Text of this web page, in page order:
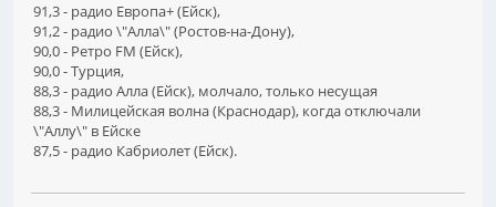
91,3 - радио Европа+ (Ейск),
91,2 - радио \"Алла\" (Ростов-на-Дону),
90,0 - Ретро FM (Ейск),
90,0 - Турция,
88,3 - радио Алла (Ейск), молчало, только несущая
88,3 - Милицейская волна (Краснодар), когда отключали
\"Аллу\" в Ейске
87,5 - радио Кабриолет (Ейск).